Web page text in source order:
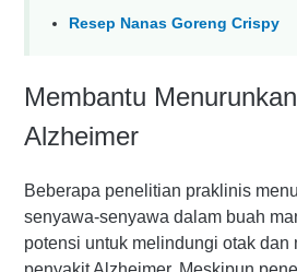
Resep Nanas Goreng Crispy
Membantu
Alzheimer
Beberapa penelitian praklinis
senyawa-senyawa dalam buah
potensi untuk melindungi otak dan